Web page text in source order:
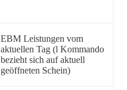
EBM Leistungen vom
aktuellen Tag (l Kommando
bezieht sich auf aktuell
geöffneten Schein)